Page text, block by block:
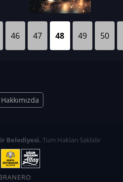
46 47 48 49 50
Hakkımızda
Belediyesi. Tüm Hakları Saklıdır